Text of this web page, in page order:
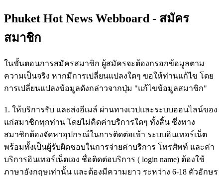
Phuket Hot News Webboard - สมัคร
สมาชิก
ในขั้นตอนการสมัครสมาชิก ผู้สมัครจะต้องกรอกข้อมูลตาม
ความเป็นจริง หากมีการเปลี่ยนแปลงใดๆ ขอให้ท่านแก้ไข โดย
การเปลี่ยนแปลงข้อมูลดังกล่าวจากปุ่ม "แก้ไขข้อมูลสมาชิก"
1. ให้บริการรับ และส่งอีเมล์ ผ่านทางเวปและระบบออนไลน์ของ
แก่สมาชิกทุกท่าน โดยไม่คิดค่าบริการใดๆ ทั้งสิ้น ซึ่งทาง
สมาชิกต้องจัดหาอุปกรณ์ในการติดต่อเข้า ระบบอินเทอร์เน็ต
พร้อมทั้งเป็นผู้รับผิดชอบในการจ่ายค่าบริการ โทรศัพท์ และค่า
บริการอินเทอร์เน็ตเอง ชื่อติดต่อบริการ ( login name) ต้องใช้
ภาษาอังกฤษเท่านั้น และต้องมีความยาว ระหว่าง 6-18 ตัวอักษร